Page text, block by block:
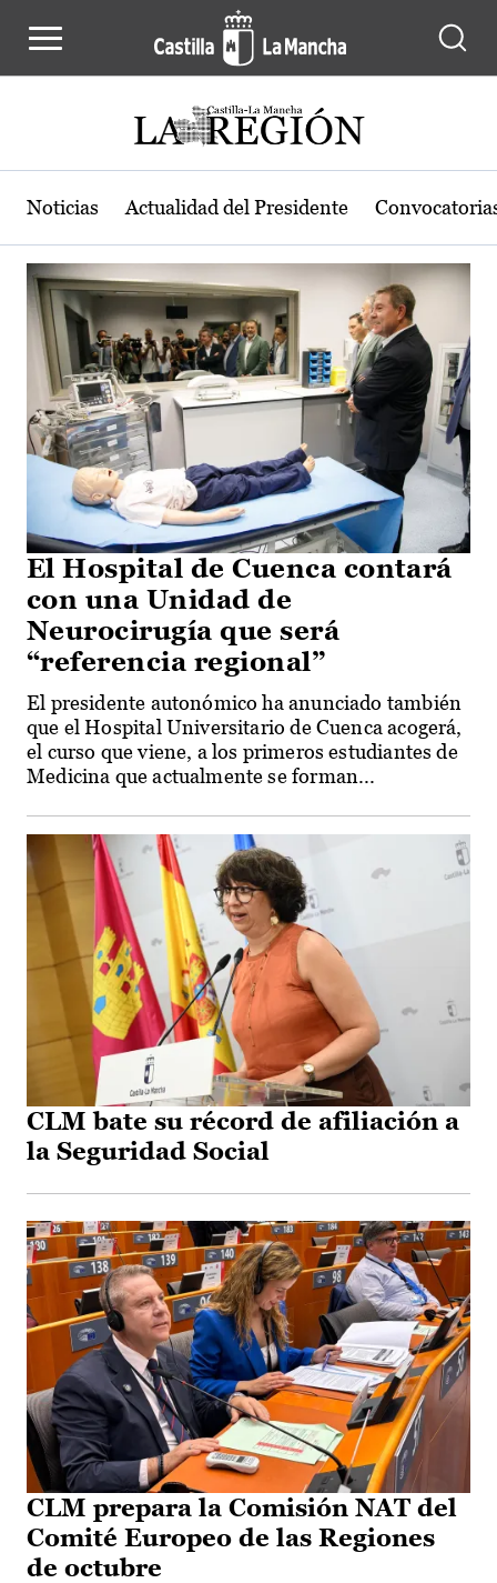
Actualidad de la región de Castilla-
Noticias Actualidad del Presidente
El Hospital de Cuenca contará
con una Unidad de
Neurocirugía que será
“referencia regional”
El presidente autonómico ha anunciado también
que el Hospital Universitario de Cuenca acogerá,
el curso que viene, a los primeros estudiantes de
Medicina que actualmente se forman...
CLM bate su récord de afiliación a
la Seguridad Social
CLM prepara la Comisión NAT del
Comité Europeo de las Regiones
de octubre